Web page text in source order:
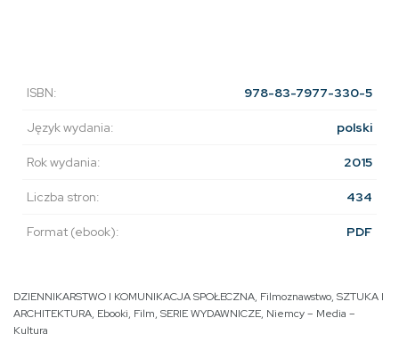
ISBN: 978-83-7977-330-5
Język wydania: polski
Rok wydania: 2015
Liczba stron: 434
Format (ebook): PDF
DZIENNIKARSTWO I KOMUNIKACJA SPOŁECZNA, Filmoznawstwo, SZTUKA I
ARCHITEKTURA, Ebooki, Film, SERIE WYDAWNICZE, Niemcy – Media –
Kultura